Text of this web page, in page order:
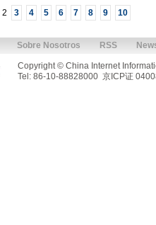
2 3 4 5 6 7 8 9 10